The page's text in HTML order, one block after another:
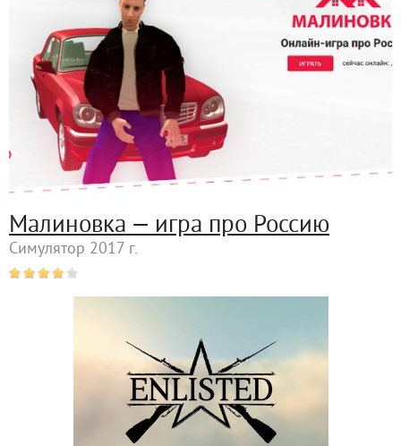
Малиновка — игра про Россию
Симулятор 2017 г.